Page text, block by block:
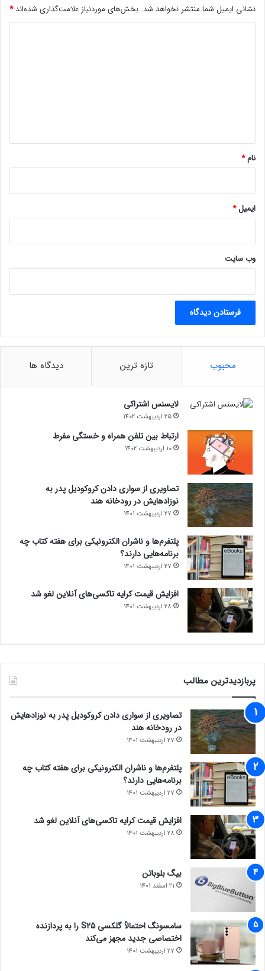
ش
و
نشانی ایمیل شما منتشر نخواهد شد. بخش‌های موردنیاز علامت‌گذاری شده‌اند*
نام*
ایمیل*
وب‌ سایت
محبوب تازه ترین دیدگاه ها
لایسنس اشتراکی
25 اردیبهشت 1402
ارتباط بین تلفن همراه و خستگی مفرط
10 اردیبهشت 1402
تصاویری از سواری دادن کروکودیل پدر به
نوزادهایش در رودخانه هند
27 اردیبهشت 1401
پلتفرم‌ها و ناشران الکترونیکی برای هفته کتاب چه
برنامه‌هایی دارند؟
27 اردیبهشت 1401
افزایش قیمت کرایه تاکسی‌های آنلاین لغو شد
28 اردیبهشت 1401
پربازدیدترین مطالب
تصاویری از سواری دادن کروکودیل پدر به نوزادهایش
در رودخانه هند
27 اردیبهشت 1401
پلتفرم‌ها و ناشران الکترونیکی برای هفته کتاب چه
برنامه‌هایی دارند؟
27 اردیبهشت 1401
افزایش قیمت کرایه تاکسی‌های آنلاین لغو شد
28 اردیبهشت 1401
بیگ بلوباتن
21 اسفند 1401
سامسونگ احتمالاً گلکسی S25 را به پردازنده
اختصاصی جدید مجهز می‌کند
27 اردیبهشت 1401